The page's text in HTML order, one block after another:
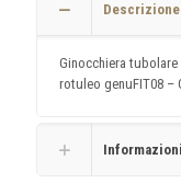
Descrizione
Ginocchiera
rotuleo genuFIT08 –